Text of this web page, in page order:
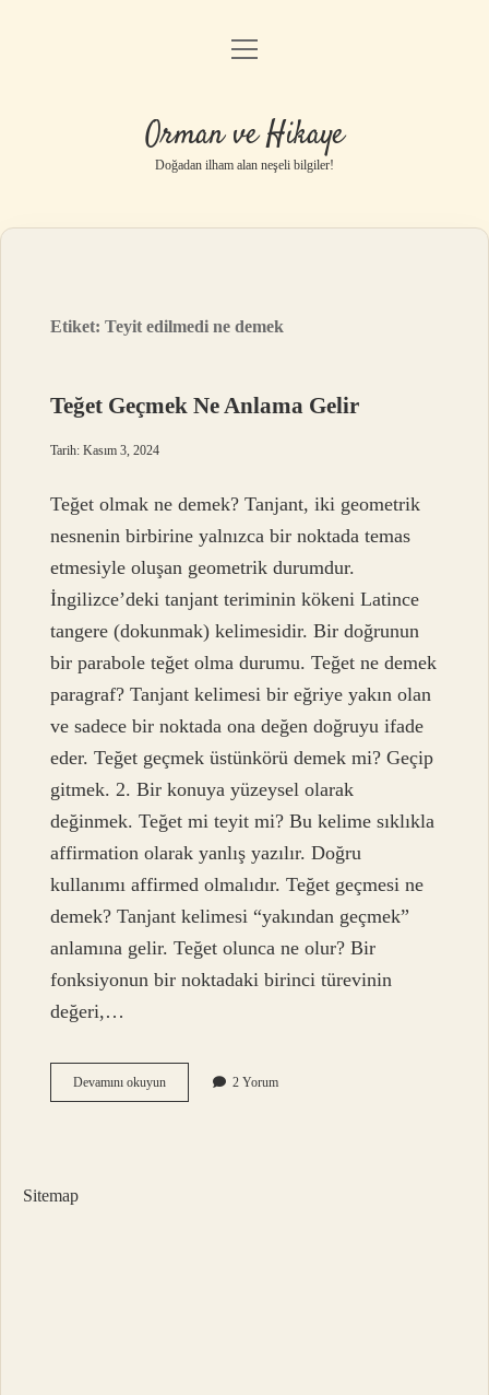
Anasayfa
Yasal Uyarı
menüyü
Orman ve Hikaye
Doğadan ilham alan neşeli bilgiler!
Etiket:Teyit edilmedi ne demek
Teğet Geçmek Ne Anlama Gelir
Tarih: Kasım 3, 2024
Teğet olmak ne demek? Tanjant, iki geometrik
nesnenin birbirine yalnızca bir noktada temas
etmesiyle oluşan geometrik durumdur.
İngilizce’deki tanjant teriminin kökeni Latince
tangere (dokunmak) kelimesidir. Bir doğrunun
bir parabole teğet olma durumu. Teğet ne demek
paragraf? Tanjant kelimesi bir eğriye yakın olan
ve sadece bir noktada ona değen doğruyu ifade
eder. Teğet geçmek üstünkörü demek mi? Geçip
gitmek. 2. Bir konuya yüzeysel olarak
değinmek. Teğet mi teyit mi? Bu kelime sıklıkla
affirmation olarak yanlış yazılır. Doğru
kullanımı affirmed olmalıdır. Teğet geçmesi ne
demek? Tanjant kelimesi “yakından geçmek”
anlamına gelir. Teğet olunca ne olur? Bir
fonksiyonun bir noktadaki birinci türevinin
değeri,…
Devamını okuyunTeğet
Geçmek
2 Yorum
Sitemap